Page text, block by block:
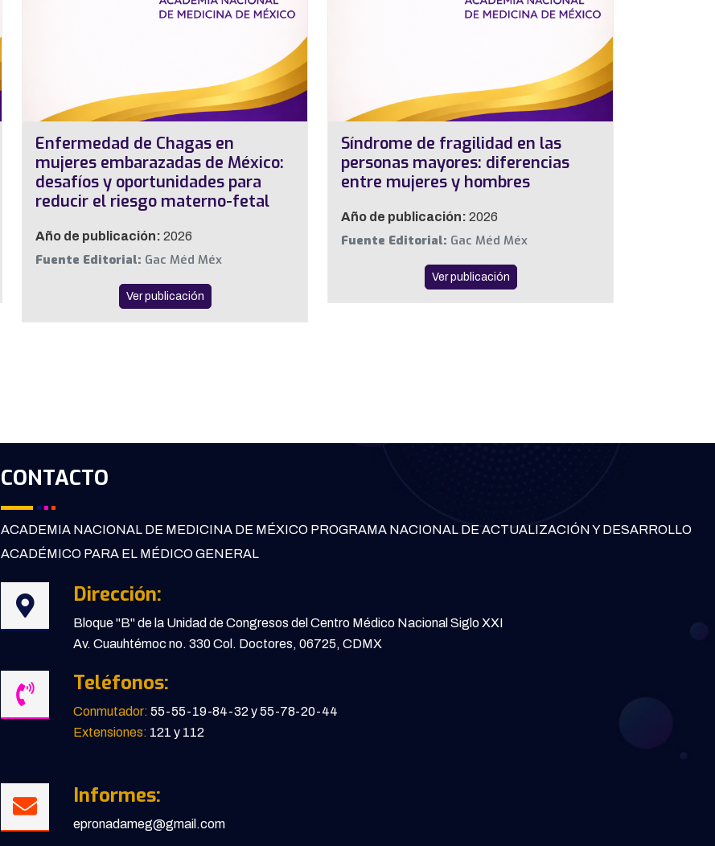
Enfermedad de Chagas en
mujeres embarazadas de México:
desafíos y oportunidades para
reducir el riesgo materno-fetal
Año de publicación: 2026
Fuente Editorial: Gac Méd Méx
Ver publicación
Síndrome de fragilidad en las
personas mayores: diferencias
entre mujeres y hombres
Año de publicación: 2026
Fuente Editorial: Gac Méd Méx
Ver publicación
CONTACTO
ACADEMIA NACIONAL DE MEDICINA DE MÉXICO PROGRAMA NACIONAL DE ACTUALIZACIÓN Y DESARROLLO
ACADÉMICO PARA EL MÉDICO GENERAL
Dirección:
Bloque "B" de la Unidad de Congresos del Centro Médico Nacional Siglo XXI
Av. Cuauhtémoc no. 330 Col. Doctores, 06725, CDMX
Teléfonos:
Conmutador: 55-55-19-84-32 y 55-78-20-44
Extensiones: 121 y 112
Informes:
epronadameg@gmail.com